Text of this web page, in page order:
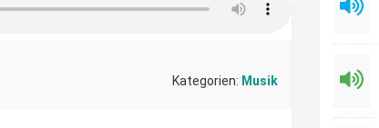
Kategorien: Musik